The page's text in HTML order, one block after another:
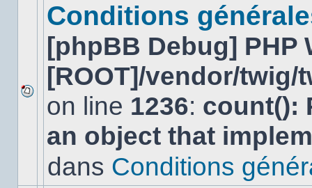
Aucun
nouveau
message
non-
dans
Conditions
[phpBB Debug] PHP
[ROOT]/vendor/
on line 1236: count():
an object that
dans Conditions